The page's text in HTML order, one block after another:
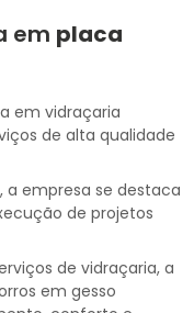
em placa
em vidraçaria
de alta qualidade
empresa se destaca
de projetos
de vidraçaria, a
em gesso